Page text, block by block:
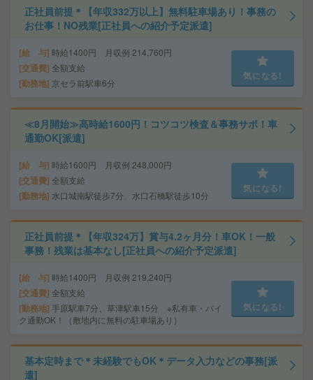
正社員前提＊【年収332万以上】無料駐車場あり！事務の
お仕事！NO残業[正社員への紹介予定派遣]
給 与 時給1400円 月収例 214,760円
交通費 全額支給
勤務地 京セラ前駅車6分
気になる!
≪8月開始≫高時給1600円！コツコツ検査＆事務サポ！車
通勤OK[派遣]
給 与 時給1600円 月収例 248,000円
交通費 全額支給
勤務地 水口城南駅徒歩7分、水口石橋駅徒歩10分
気になる!
正社員前提＊【年収324万】賞与4.2ヶ月分！車OK！一般
事務！残業は基本なし[正社員への紹介予定派遣]
給 与 時給1400円 月収例 219,240円
交通費 全額支給
勤務地 手原駅車7分、草津駅車15分 ※私有車・バイ
ク通勤OK！（敷地内に無料の駐車場あり）
気になる!
基本定時まで＊未経験でもOK＊データ入力などの事務[派
遣]